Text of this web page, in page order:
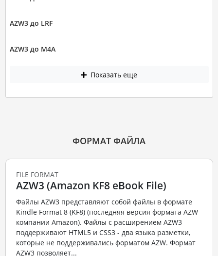
AZW3 до LRF
AZW3 до M4A
Показать еще
ФОРМАТ ФАЙЛА
FILE FORMAT
AZW3 (Amazon KF8 eBook File)
Файлы AZW3 представляют собой файлы в формате
Kindle Format 8 (KF8) (последняя версия формата AZW
компании Amazon). Файлы с расширением AZW3
поддерживают HTML5 и CSS3 - два языка разметки,
которые не поддерживались форматом AZW. Формат
AZW3 позволяет...